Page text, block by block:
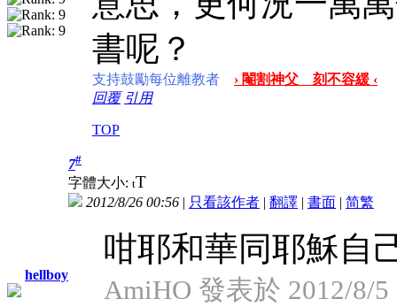
書呢？
支持鼓勵每位離教者
› 閹割神父 刻不容緩 ‹
回覆 引用
TOP
hellboy
7#
字體大小: tT
2012/8/26 00:56 | 只看該作者 | 翻譯 | 書面 | 简繁
咁耶和華同耶穌自
AmiHO 發表於 2012/8/5